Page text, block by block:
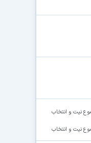
نیت و انتخاب
نیت و انتخاب